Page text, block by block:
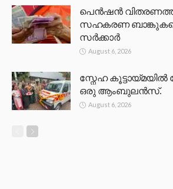
പെൻഷൻ
സഹകരണ ബാങ്കുകളെ
സർക്കാർ
August 6, 2026
സ്നേഹ കൂട്ടായ്മയിൽ
ഒരു ആംബുലൻസ്.
August 6, 2026